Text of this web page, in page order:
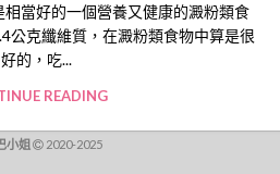
當好的一個營養又健康的澱粉類食
克纖維質，在澱粉類食物中算是很
好的，吃...
READING
小姐 2020-2025